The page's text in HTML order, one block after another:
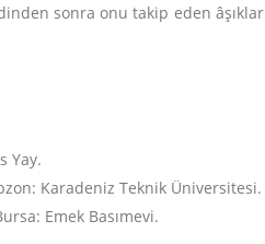
sonra onu takip eden
Yay.
Karadeniz Teknik Üniversitesi.
Emek Basımevi.